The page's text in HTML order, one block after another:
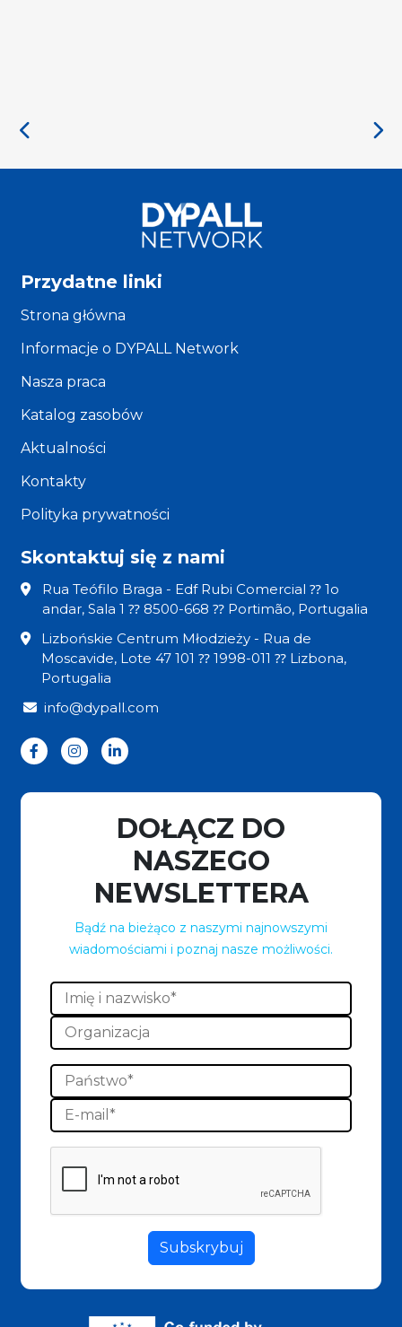
Przydatne linki
Strona główna
Informacje o DYPALL Network
Nasza praca
Katalog zasobów
Aktualności
Kontakty
Polityka prywatności
Skontaktuj się z nami
Rua Teófilo Braga - Edf Rubi Comercial ⁇ 1o
andar, Sala 1 ⁇ 8500-668 ⁇ Portimão, Portugalia
Lizbońskie Centrum Młodzieży - Rua de
Moscavide, Lote 47 101 ⁇ 1998-011 ⁇ Lizbona,
Portugalia
info@dypall.com
DOŁĄCZ DO
NASZEGO
NEWSLETTERA
Bądź na bieżąco z naszymi najnowszymi
wiadomościami i poznaj nasze możliwości.